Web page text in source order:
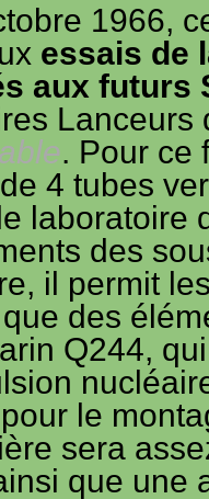
1966,
essais de
aux futurs
Lanceurs
. Pour ce
4 tubes
laboratoire
des
il permit
des
Q244,
le
sera
que une